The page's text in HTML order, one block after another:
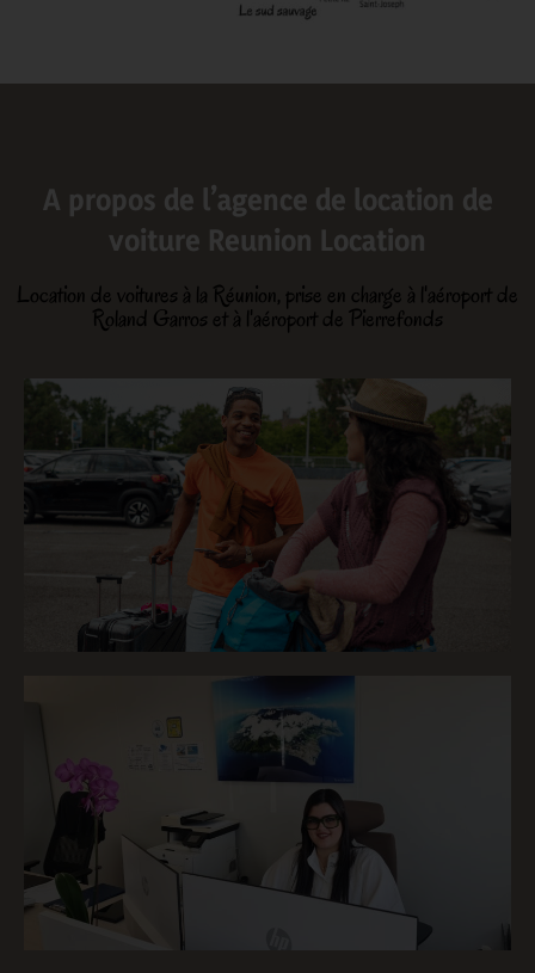
A propos de l’agence de location de
voiture Reunion Location
Location de voitures à la Réunion, prise en charge à l'aéroport de
Roland Garros et à l'aéroport de Pierrefonds